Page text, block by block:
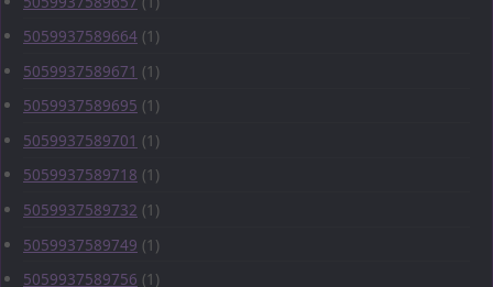
5059937589664 (1)
5059937589671 (1)
5059937589695 (1)
5059937589701 (1)
5059937589718 (1)
5059937589732 (1)
5059937589749 (1)
5059937589756 (1)